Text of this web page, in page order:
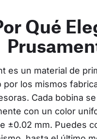
Qué
es un material de
por los mismos
Cada bobina
con un color
±0.02 mm. Puedes